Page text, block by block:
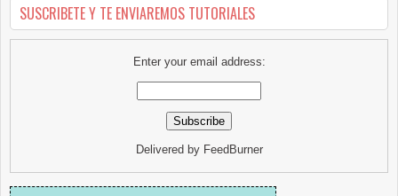
SUSCRIBETE Y TE ENVIAREMOS TUTORIALES
Enter your email address:
Delivered by FeedBurner